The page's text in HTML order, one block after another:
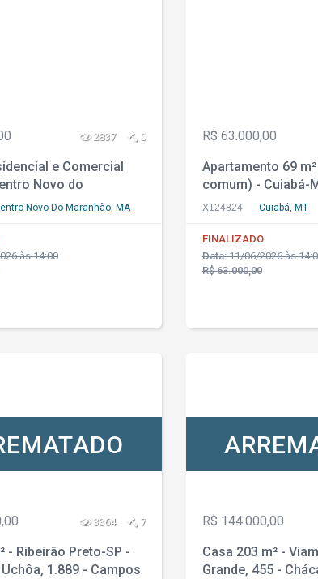
2837 0
e Comercial
Novo do
- Rua Governador
Novo Do Maranhão, MA
às 14:00
R$ 63.000,00
Apartamento 69
comum) - Cuiabá-
Frederico Muller -
X124824 Cuiabá, MT
FINALIZADO
Data:11/06/2026 às
R$ 63.000,00
3364 7
- Ribeirão Preto-SP -
1.889 - Campos
R$ 144.000,00
Casa 203 m² -
Grande, 455 -